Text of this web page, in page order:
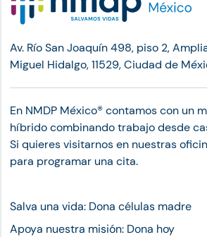
Av. Río San Joaquín 498, piso 2,
Miguel Hidalgo, 11529, Ciudad de
En NMDP México®︎ contamos con un
híbrido combinando trabajo desde
Si quieres visitarnos en nuestras
para programar una cita.
Salva una vida: Dona células madre
Apoya nuestra misión: Dona hoy